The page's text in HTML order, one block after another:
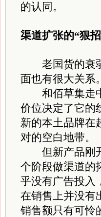
的认同。
渠道扩张的“狠
老国货的衰弱
面也有很大关系
和佰草集走中
价位决定了它的
新的本土品牌在
对的空白地带。
但新产品刚开
个阶段做渠道的
乎没有广告投入
在销售上并没有
销售额只有可怜